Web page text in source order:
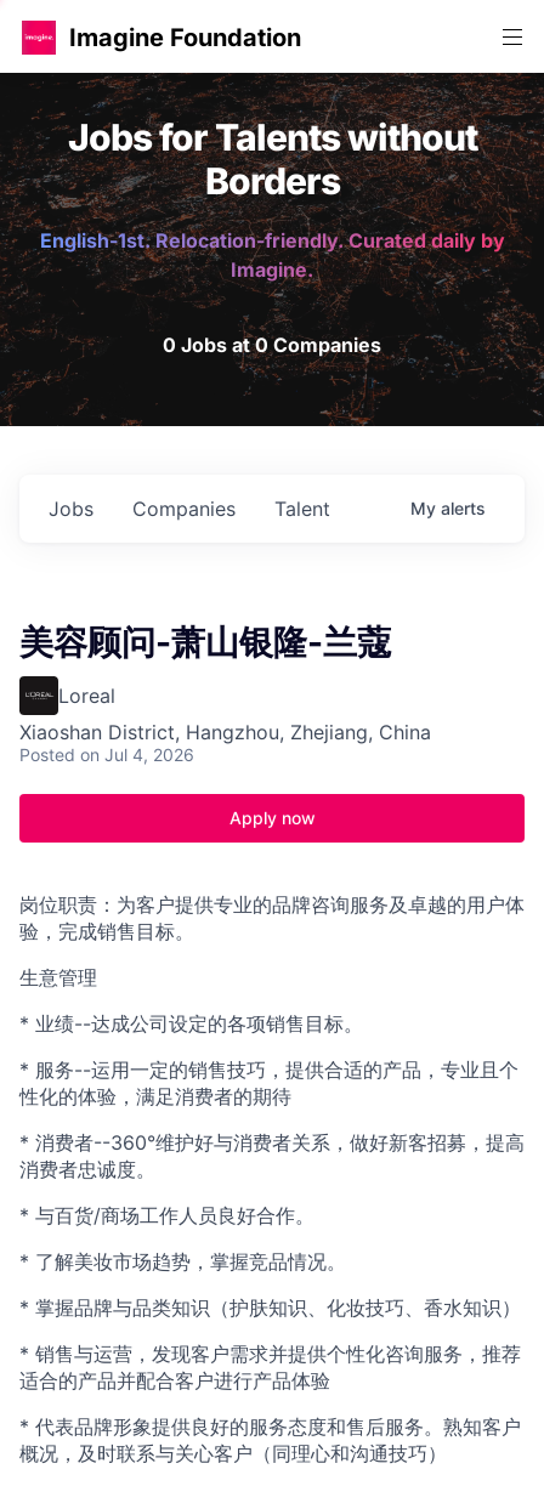
Imagine Foundation
Jobs for Talents without
Borders
English-1st. Relocation-friendly. Curated daily by
Imagine.
0 Jobs at 0 Companies
Jobs Companies Talent My alerts
美容顾问-萧山银隆-兰蔻
Loreal
Xiaoshan District, Hangzhou, Zhejiang, China
Posted on Jul 4, 2026
Apply now
岗位职责：为客户提供专业的品牌咨询服务及卓越的用户体
验，完成销售目标。
生意管理
* 业绩--达成公司设定的各项销售目标。
* 服务--运用一定的销售技巧，提供合适的产品，专业且个
性化的体验，满足消费者的期待
* 消费者--360°维护好与消费者关系，做好新客招募，提高
消费者忠诚度。
* 与百货/商场工作人员良好合作。
* 了解美妆市场趋势，掌握竞品情况。
* 掌握品牌与品类知识（护肤知识、化妆技巧、香水知识）
* 销售与运营，发现客户需求并提供个性化咨询服务，推荐
适合的产品并配合客户进行产品体验
* 代表品牌形象提供良好的服务态度和售后服务。熟知客户
概况，及时联系与关心客户（同理心和沟通技巧）